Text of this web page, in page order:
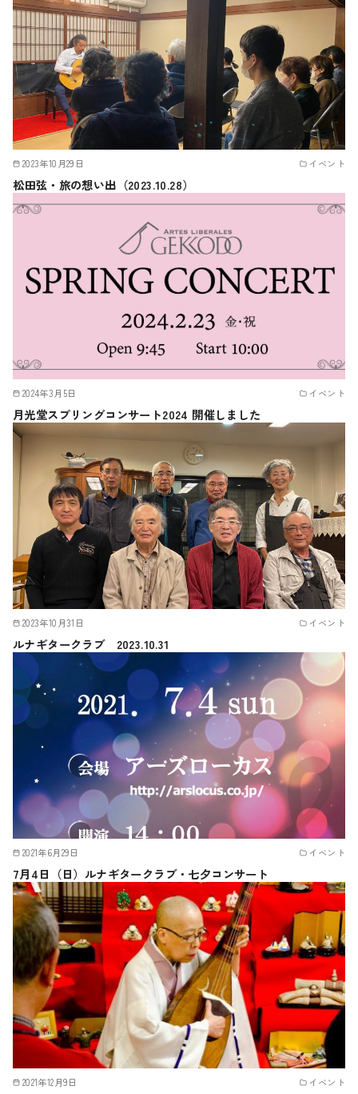
2023年10月29日 イベント
松田弦・旅の想い出（2023.10.28）
2024年3月5日 イベント
月光堂スプリングコンサート2024 開催しました
2023年10月31日 イベント
ルナギタークラブ 2023.10.31
2021年6月29日 イベント
7月4日（日）ルナギタークラブ・七夕コンサート
2021年12月9日 イベント